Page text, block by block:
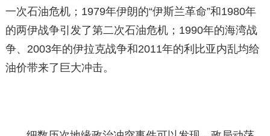
一次石油危机；1979年伊朗的“伊斯兰革命”和1980年
的两伊战争引发了第二次石油危机；1990年的海湾战
争、2003年的伊拉克战争和2011年的利比亚内乱均给
油价带来了巨大冲击。